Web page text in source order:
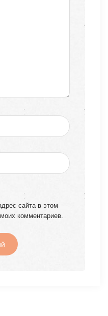
сайта в этом
комментариев.